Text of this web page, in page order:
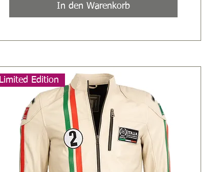
In den Warenkorb
Limited Edition